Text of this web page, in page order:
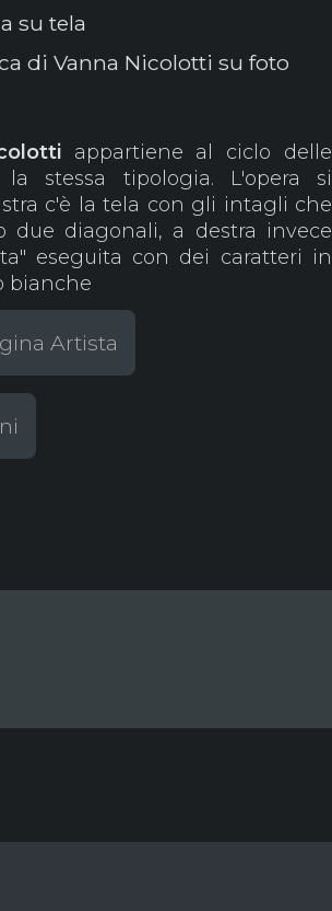
su tela
di Vanna Nicolotti su foto
appartiene al ciclo delle
stessa tipologia. L'opera si
c'è la tela con gli intagli che
due diagonali, a destra invece
eseguita con dei caratteri in
bianche
Artista